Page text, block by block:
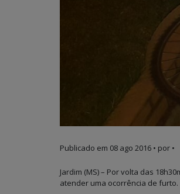
Publicado em 08 ago 2016 • por •
Jardim (MS) – Por volta das
atender uma ocorrência de furto.